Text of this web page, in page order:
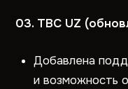
03. TBC UZ
Добавлена
и возможность